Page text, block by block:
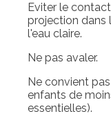
Eviter le
projection dans
l'eau claire.
Ne pas avaler.
Ne convient
enfants de
essentielles).